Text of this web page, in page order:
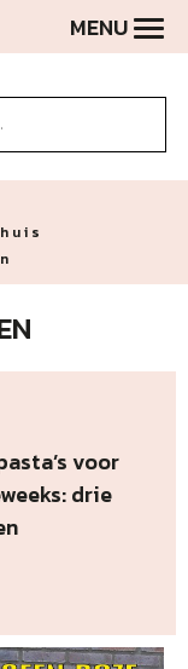
MENU
voor
drie